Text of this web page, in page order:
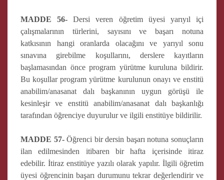
MADDE 56- Dersi veren öğretim üyesi yarıyıl içi
çalışmalarının türlerini, sayısını ve başarı notuna
katkısının hangi oranlarda olacağını ve yarıyıl sonu
sınavına girebilme koşullarını, derslere kayıtların
başlamasından önce program yürütme kuruluna bildirir.
Bu koşullar program yürütme kurulunun onayı ve enstitü
anabilim/anasanat dalı başkanının uygun görüşü ile
kesinleşir ve enstitü anabilim/anasanat dalı başkanlığı
tarafından öğrenciye duyurulur ve ilgili enstitüye bildirilir.
MADDE 57-Öğrenci bir dersin başarı notuna sonuçların
ilan edilmesinden itibaren bir hafta içerisinde itiraz
edebilir. İtiraz enstitüye yazılı olarak yapılır. İlgili öğretim
üyesi öğrencinin başarı durumunu tekrar değerlendirir ve